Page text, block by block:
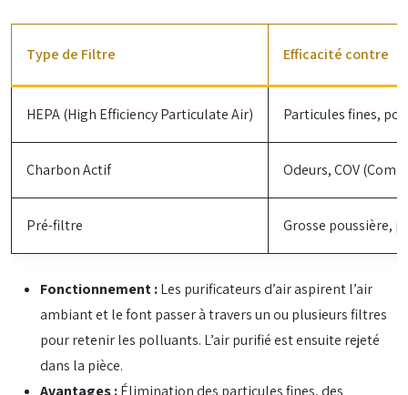
Type de Filtre Efficacité contre
HEPA (High Efficiency Particulate Air) Particules fines,
Charbon Actif Odeurs, COV
Pré-filtre Grosse poussière,
Fonctionnement :Les purificateurs d’air aspirent l’air
ambiant et le font passer à travers un ou plusieurs filtres
pour retenir les polluants. L’air purifié est ensuite rejeté
dans la pièce.
Avantages :Élimination des particules fines, des